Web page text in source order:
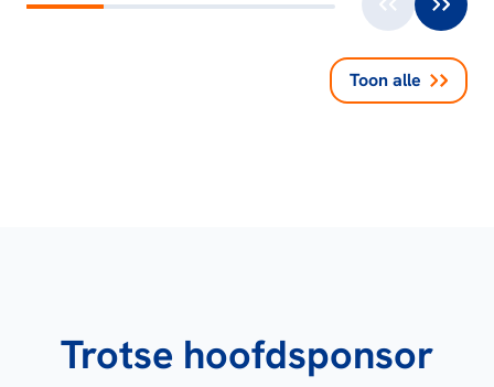
Toon alle
Trotse hoofdsponsor